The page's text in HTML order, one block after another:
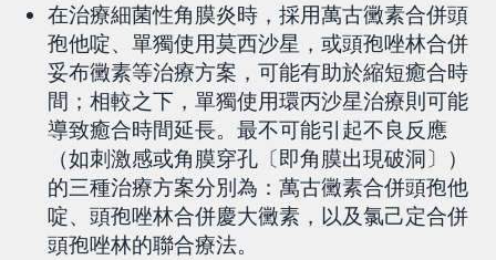
在治療細菌性角膜炎時，採用萬古黴素合併頭
孢他啶、單獨使用莫西沙星，或頭孢唑林合併
妥布黴素等治療方案，可能有助於縮短癒合時
間；相較之下，單獨使用環丙沙星治療則可能
導致癒合時間延長。最不可能引起不良反應
（如刺激感或角膜穿孔〔即角膜出現破洞〕）
的三種治療方案分別為：萬古黴素合併頭孢他
啶、頭孢唑林合併慶大黴素，以及氯己定合併
頭孢唑林的聯合療法。